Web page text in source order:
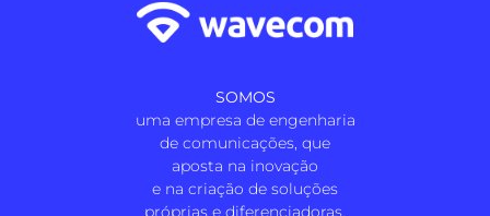
SOMOS
uma empresa de engenharia
de comunicações, que
aposta na inovação
e na criação de soluções
próprias e diferenciadoras.